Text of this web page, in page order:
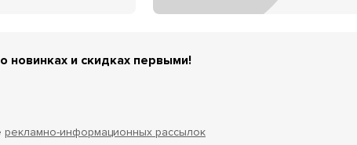
и скидках первыми!
рекламно-информационных рассылок